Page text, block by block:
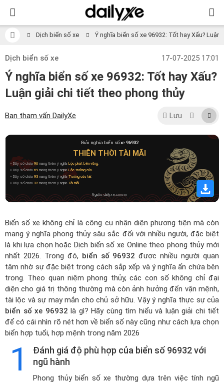
Dịch biển số xe Ý nghĩa biển số xe 96932: Tốt hay Xấu?
Dịch biển số xe 17-07-2025 17:01
Ý nghĩa biển số xe 96932: Tốt hay Xấu?
Luận giải chi tiết theo phong thủy
Ban tham vấn DailyXe Lưu
Giải nghĩa biển số xe 96932
THIÊN THỜI TÀI MÃI
» Dãy số chứa96 mang thêm ý nghĩa Lộc phát bền vững.
» Dãy số chứa 69 mang thêm ý nghĩaLộc trường cửu.
» Dãy số chứa 93 mang thêm ý nghĩaTrường cửu tài.
» Dãy số chứa 32 mang thêm ý nghĩa Tài mãi.
Nguồn: dailyxe.com.vn
Biển số xe không chỉ là công cụ nhận diện phương tiện mà còn
mang ý nghĩa phong thủy sâu sắc đối với nhiều người, đặc biệt
là khi lựa chọn hoặcDịch biển số xe Online theo phong thủy mới
nhất 2026. Trong đó, biển số 96932 được nhiều người quan
tâm nhờ sự đặc biệt trong cách sắp xếp và ý nghĩa ẩn chứa bên
trong. Theo quan niệm phong thủy, các con số không chỉ đại
diện cho giá trị thông thường mà còn ảnh hưởng đến vận mệnh,
tài lộc và sự may mắn cho chủ sở hữu. Vậy ý nghĩa thực sự của
biển số xe 96932 là gì? Hãy cùng tìm hiểu và luận giải chi tiết
để có cái nhìn rõ nét hơn về biển số này cũng như cách lựa chọn
biển hợp tuổi, hợp mệnh trong năm 2026
1
Đánh giá độ phù hợp của biển số 96932 với
ngũ hành
Phong thủy biển số xe thường dựa trên việc tính ngũ